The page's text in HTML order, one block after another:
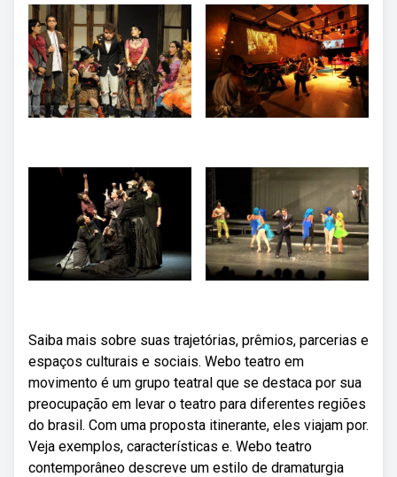
Saiba mais sobre suas trajetórias, prêmios, parcerias e
espaços culturais e sociais. Webo teatro em
movimento é um grupo teatral que se destaca por sua
preocupação em levar o teatro para diferentes regiões
do brasil. Com uma proposta itinerante, eles viajam por.
Veja exemplos, características e. Webo teatro
contemporâneo descreve um estilo de dramaturgia